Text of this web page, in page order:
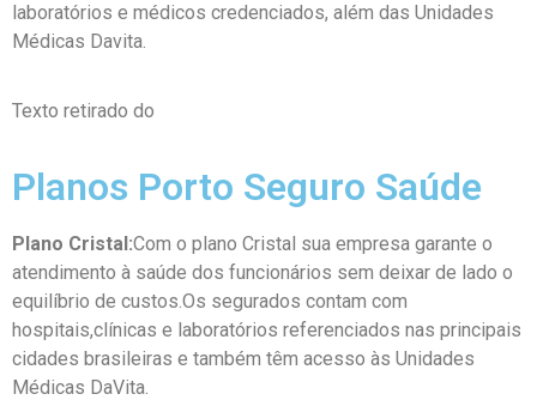
laboratórios e médicos credenciados, além das Unidades
Médicas Davita.
Texto retirado do
Planos Porto Seguro Saúde
Plano Cristal:Com o plano Cristal sua empresa garante o
atendimento à saúde dos funcionários sem deixar de lado o
equilíbrio de custos.Os segurados contam com
hospitais,clínicas e laboratórios referenciados nas principais
cidades brasileiras e também têm acesso às Unidades
Médicas DaVita.